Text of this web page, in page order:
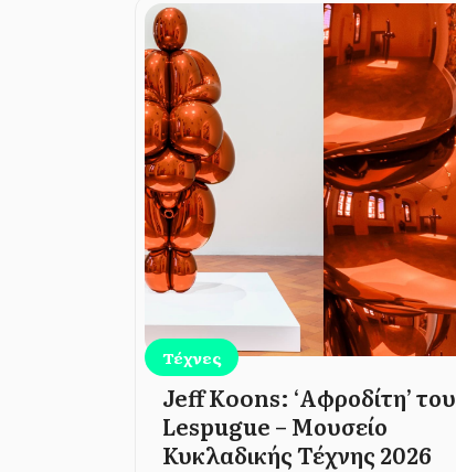
Τέχνες
Jeff Koons: ‘Αφροδίτη’ του
Lespugue – Μουσείο
Κυκλαδικής Τέχνης 2026